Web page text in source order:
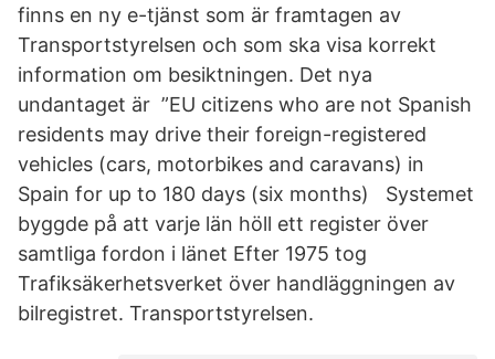
finns en ny e-tjänst som är framtagen av
Transportstyrelsen och som ska visa korrekt
information om besiktningen. Det nya
undantaget är ”EU citizens who are not Spanish
residents may drive their foreign-registered
vehicles (cars, motorbikes and caravans) in
Spain for up to 180 days (six months) Systemet
byggde på att varje län höll ett register över
samtliga fordon i länet Efter 1975 tog
Trafiksäkerhetsverket över handläggningen av
bilregistret. Transportstyrelsen.